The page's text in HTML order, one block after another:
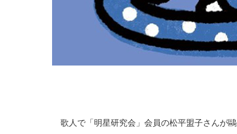
歌人で「明星研究会」会員の松平盟子さんが